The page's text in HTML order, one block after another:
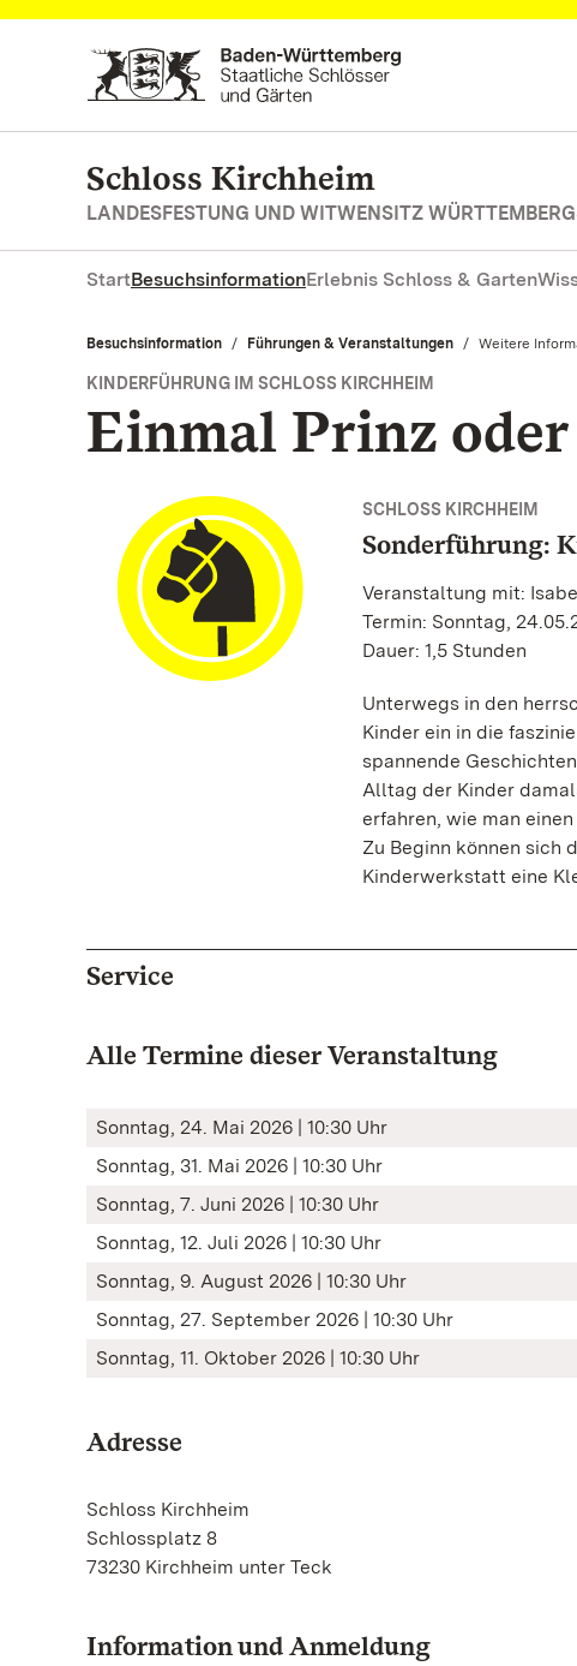
Zum Hauptinhalt springen
Schloss Kirchheim
LANDESFESTUNG UND WITWENSITZ
StartBesuchsinformationErlebnis Schloss & Garten
Besuchsinformation Führungen & Veranstaltungen Aktuell:
Weitere
KINDERFÜHRUNG IM SCHLOSS KIRCHHEIM
Einmal Prinz
SCHLOSS KIRCHHEIM
Sonderführung:
Veranstaltung mit:
Termin: Sonntag,
Dauer: 1,5 Stunden
Unterwegs in den
Kinder ein in die
spannende
Alltag der Kinder
erfahren, wie man
Zu Beginn können sich
Kinderwerkstatt eine
Service
Alle Termine dieser Veranstaltung
Sonntag, 24. Mai 2026 | 10:30 Uhr
Sonntag, 31. Mai 2026 | 10:30 Uhr
Sonntag, 7. Juni 2026 | 10:30 Uhr
Sonntag, 12. Juli 2026 | 10:30 Uhr
Sonntag, 9. August 2026 | 10:30 Uhr
Sonntag, 27. September 2026 | 10:30 Uhr
Sonntag, 11. Oktober 2026 | 10:30 Uhr
Adresse
Schloss Kirchheim
Schlossplatz 8
73230 Kirchheim unter Teck
Information und Anmeldung